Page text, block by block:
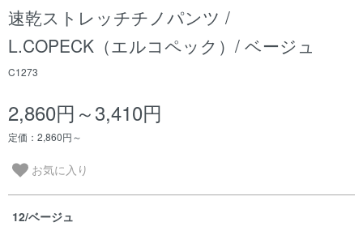
速乾ストレッチチノパンツ /
L.COPECK（エルコペック）/ ベージュ
C1273
2,860円～3,410円
定価：2,860円～
お気に入り
12/ベージュ